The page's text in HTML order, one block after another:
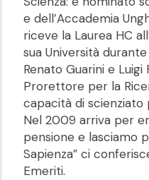
e dell’Accademia
riceve la Laurea HC
sua Università
Renato Guarini e
Prorettore per la
capacità di
Nel 2009 arriva per
pensione e lasciamo
Sapienza” ci
Emeriti.